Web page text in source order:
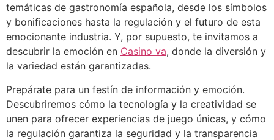
temáticas de gastronomía española, desde los símbolos
y bonificaciones hasta la regulación y el futuro de esta
emocionante industria. Y, por supuesto, te invitamos a
descubrir la emoción en Casino va, donde la diversión y
la variedad están garantizadas.
Prepárate para un festín de información y emoción.
Descubriremos cómo la tecnología y la creatividad se
unen para ofrecer experiencias de juego únicas, y cómo
la regulación garantiza la seguridad y la transparencia